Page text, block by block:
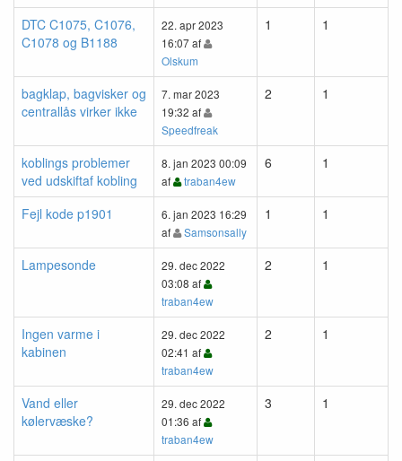
DTC C1075, C1076,
C1078 og B1188
22. apr 2023
16:07 af
Olskum
1 1
bagklap, bagvisker og
centrallås virker ikke
7. mar 2023
19:32 af
Speedfreak
2 1
koblings problemer
ved udskiftaf kobling
8. jan 2023 00:09
af
traban4ew
6 1
Fejl kode p1901
6. jan 2023 16:29
af
Samsonsally
1 1
Lampesonde
29. dec 2022
03:08 af
traban4ew
2 1
Ingen varme i
kabinen
29. dec 2022
02:41 af
traban4ew
2 1
Vand eller
kølervæske?
29. dec 2022
01:36 af
traban4ew
3 1